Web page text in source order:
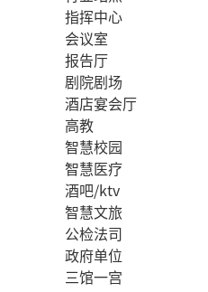
指挥中心
会议室
报告厅
剧院剧场
酒店宴会厅
高教
智慧校园
智慧医疗
酒吧/ktv
智慧文旅
公检法司
政府单位
三馆一宫